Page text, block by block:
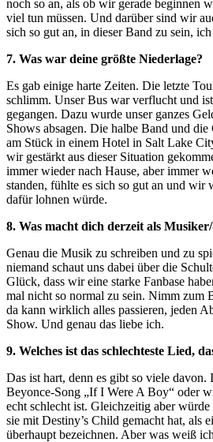
noch so an, als ob wir gerade beginnen
viel tun müssen. Und darüber sind wir
sich so gut an, in dieser Band zu sein,
7. Was war deine größte Niederlage?
Es gab einige harte Zeiten. Die letzte
schlimm. Unser Bus war verflucht und
gegangen. Dazu wurde unser ganzes
Shows absagen. Die halbe Band und
am Stück in einem Hotel in Salt Lake
wir gestärkt aus dieser Situation
immer wieder nach Hause, aber immer
standen, fühlte es sich so gut an und wir
dafür lohnen würde.
8. Was macht dich derzeit als
Genau die Musik zu schreiben und zu
niemand schaut uns dabei über die
Glück, dass wir eine starke Fanbase
mal nicht so normal zu sein. Nimm zum
da kann wirklich alles passieren, jeden
Show. Und genau das liebe ich.
9. Welches ist das schlechteste Lied,
Das ist hart, denn es gibt so viele davon.
Beyonce-Song „If I Were A Boy“ oder
echt schlecht ist. Gleichzeitig aber
sie mit Destiny’s Child gemacht hat, als
überhaupt bezeichnen. Aber was weiß